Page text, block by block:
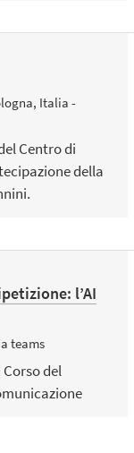
Italia -
Centro di
della
l’AI
teams
del